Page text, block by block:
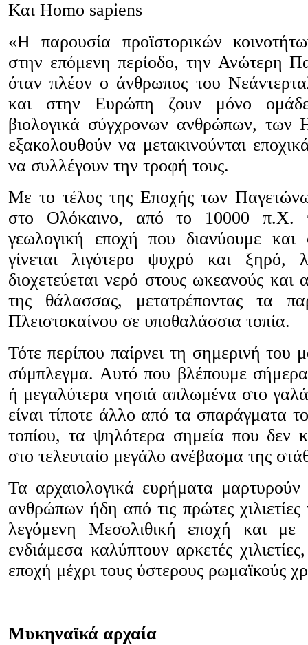
Και Homo sapiens
«Η παρουσία προϊστορικών
στην επόμενη περίοδο, την Ανώτερη
όταν πλέον ο άνθρωπος του
και στην Ευρώπη ζουν μόνο
βιολογικά σύγχρονων ανθρώπων, των
εξακολουθούν να μετακινούνται
να συλλέγουν την τροφή τους.
Με το τέλος της Εποχής των
στο Ολόκαινο, από το 10000 π.Χ.
γεωλογική εποχή που διανύουμε
γίνεται λιγότερο ψυχρό και ξηρό,
διοχετεύεται νερό στους ωκεανούς και
της θάλασσας, μετατρέποντας τα
Πλειστοκαίνου σε υποθαλάσσια τοπία.
Τότε περίπου παίρνει τη σημερινή του
σύμπλεγμα. Αυτό που βλέπουμε
ή μεγαλύτερα νησιά απλωμένα στο
είναι τίποτε άλλο από τα σπαράγματα
τοπίου, τα ψηλότερα σημεία που δεν
στο τελευταίο μεγάλο ανέβασμα της
Τα αρχαιολογικά ευρήματα
ανθρώπων ήδη από τις πρώτες
λεγόμενη Μεσολιθική εποχή και με
ενδιάμεσα καλύπτουν αρκετές
εποχή μέχρι τους ύστερους ρωμαϊκούς
Μυκηναϊκά αρχαία